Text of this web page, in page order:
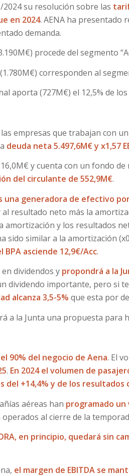
2024 su resolución sobre las
en 2024. AENA ha presentado
demanda.
procede del segmento
corresponden al
aporta (727M€) el 12,5% de
empresas que trabajan con
deuda neta 5.497,6M€ y x1,57
y cuenta con un fondo
del circulante de 552,9M€.
una generadora de efectivo
resultado neto más la
amortización y los resultados
sido similar a la amortización
asciende 12,9€/Acc.
dividendos y propondrá a la
dividendo importante, pero si
alcanza 3,5-5% que esta por
a la Junta una propuesta para
90% del negocio de Aena. El
. En 2024 el volumen de
del +14,4% y de los resultados
aéreas han programado
al cierre de la
en principio, quedará sin
el margen de EBITDA se